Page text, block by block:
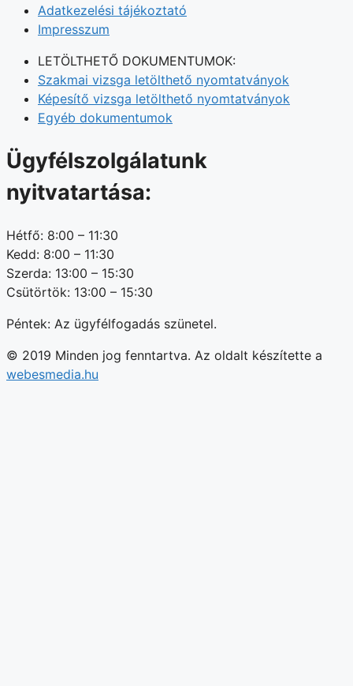
Adatkezelési tájékoztató
Impresszum
LETÖLTHETŐ DOKUMENTUMOK:
Szakmai vizsga letölthető nyomtatványok
Képesítő vizsga letölthető nyomtatványok
Egyéb dokumentumok
Ügyfélszolgálatunk
nyitvatartása:
Hétfő: 8:00 – 11:30
Kedd: 8:00 – 11:30
Szerda: 13:00 – 15:30
Csütörtök: 13:00 – 15:30
Péntek: Az ügyfélfogadás szünetel.
© 2019 Minden jog fenntartva. Az oldalt készítette a
webesmedia.hu